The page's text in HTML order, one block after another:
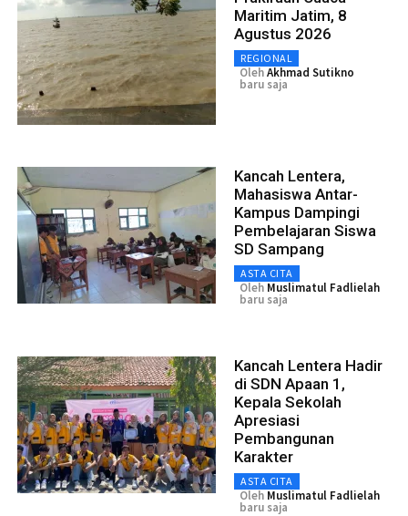
Maritim Jatim, 8
Agustus 2026
REGIONAL
OlehAkhmad Sutikno
baru saja
Kancah Lentera,
Mahasiswa Antar-
Kampus Dampingi
Pembelajaran Siswa
SD Sampang
ASTA CITA
Oleh Muslimatul Fadlielah
baru saja
Kancah Lentera Hadir
di SDN Apaan 1,
Kepala Sekolah
Apresiasi
Pembangunan
Karakter
ASTA CITA
Oleh Muslimatul Fadlielah
baru saja